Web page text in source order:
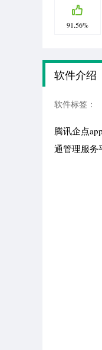
91.56%
软件介绍
软件标签：
腾讯企点
通管理服务